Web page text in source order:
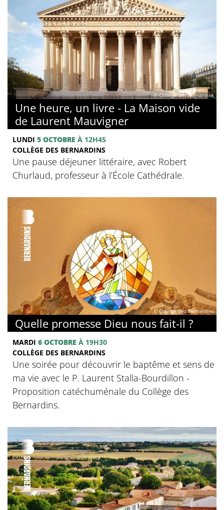
© Collège des Bernardins
Une heure, un livre - La Maison vide
de Laurent Mauvigner
LUNDI 5 OCTOBRE À 12H45
COLLÈGE DES BERNARDINS
Une pause déjeuner littéraire, avec Robert
Churlaud, professeur à l’École Cathédrale.
© Collège des Bernardins
Quelle promesse Dieu nous fait-il ?
MARDI 6 OCTOBRE À 19H30
COLLÈGE DES BERNARDINS
Une soirée pour découvrir le baptême et sens de
ma vie avec le P. Laurent Stalla-Bourdillon -
Proposition catéchuménale du Collège des
Bernardins.